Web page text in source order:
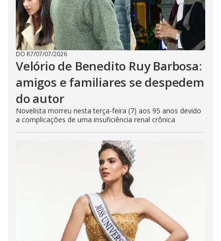
DO R7/07/07/2026
Velório de Benedito Ruy Barbosa:
amigos e familiares se despedem
do autor
Novelista morreu nesta terça-feira (7) aos 95 anos devido
a complicações de uma insuficiência renal crônica